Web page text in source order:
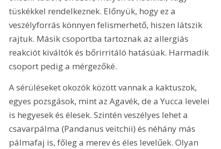
tüskékkel rendelkeznek. Előnyük, hogy ez a
veszélyforrás könnyen felismerhető, hiszen látszik
rajtuk. Másik csoportba tartoznak az allergiás
reakciót kiváltók és bőrirritáló hatásúak. Harmadik
csoport pedig a mérgezőké.
A sérüléseket okozók között vannak a kaktuszok,
egyes pozsgások, mint az Agavék, de a Yucca levelei
is hegyesek és élesek. Szintén veszélyes lehet a
csavarpálma (Pandanus veitchii) és néhány más
pálmafaj is, főleg a merev és éles levelűek. Olyan